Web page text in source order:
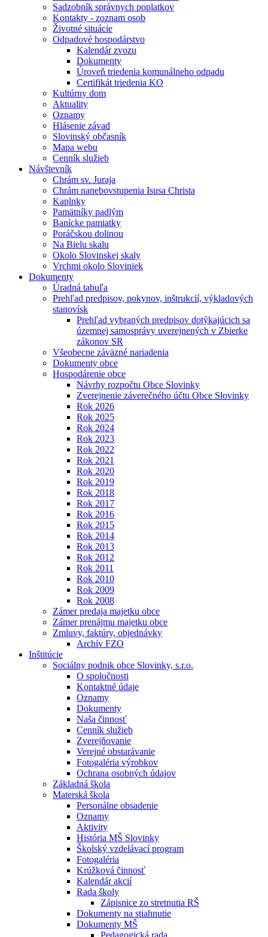
Sadzobník správnych poplatkov
Kontakty - zoznam osob
Životné situácie
Odpadové hospodárstvo
Kalendár zvozu
Dokumenty
Úroveň triedenia komunálneho odpadu
Certifikát triedenia KO
Kultúrny dom
Aktuality
Oznamy
Hlásenie závad
Slovinský občasník
Mapa webu
Cenník služieb
Návštevník
Chrám sv. Juraja
Chrám nanebovstupenia Isusa Christa
Kaplnky
Pamätníky padlým
Banícke pamiatky
Poráčskou dolinou
Na Bielu skalu
Okolo Slovinskej skaly
Vrchmi okolo Sloviniek
Dokumenty
Úradná tabuľa
Prehľad predpisov, pokynov, inštrukcií, výkladových
stanovísk
Prehľad vybraných predpisov dotýkajúcich sa
územnej samosprávy uverejnených v Zbierke
zákonov SR
Všeobecne záväzné nariadenia
Dokumenty obce
Hospodárenie obce
Návrhy rozpočtu Obce Slovinky
Zverejnenie záverečného účtu Obce Slovinky
Rok 2026
Rok 2025
Rok 2024
Rok 2023
Rok 2022
Rok 2021
Rok 2020
Rok 2019
Rok 2018
Rok 2017
Rok 2016
Rok 2015
Rok 2014
Rok 2013
Rok 2012
Rok 2011
Rok 2010
Rok 2009
Rok 2008
Zámer predaja majetku obce
Zámer prenájmu majetku obce
Zmluvy, faktúry, objednávky
Archív FZO
Inštitúcie
Sociálny podnik obce Slovinky, s.r.o.
O spoločnosti
Kontaktné údaje
Oznamy
Dokumenty
Naša činnosť
Cenník služieb
Zverejňovanie
Verejné obstarávanie
Fotogaléria výrobkov
Ochrana osobných údajov
Základná škola
Materská škola
Personálne obsadenie
Oznamy
Aktivity
História MŠ Slovinky
Školský vzdelávací program
Fotogaléria
Krúžková činnosť
Kalendár akcií
Rada školy
Zápisnice zo stretnutia RŠ
Dokumenty na stiahnutie
Dokumenty MŠ
Pedagogická rada